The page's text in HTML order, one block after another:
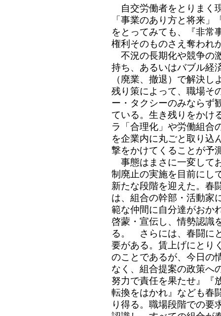
自交労働者をとりまく
「事業のあり方と将来
をとってみても、『非常
権利そのものさえ奪われ
不況の長期化や競争の
持ち、あるいはバブル経
（廃業、撤退）で解決
残り策によって、職場そ
ー・タクシーのみならず
ている。生き残りをかけ
ラ「合理化」や労働組合
を企業内に丸ごと取り込
撃をかけてくることが予
事態はまさに一変して
制廃止の実施を目前にし
新たな段階を迎えた。春
は、組合の幹部・活動家
範な仲間に自分達がおか
啓蒙・宣伝し、情勢認識
る。 さらには、春闘に
要がある。賃上げにとり
のことであるが、今日の
なく、組合提案の政策へ
努力で責任を果たせ』『
転換をはかれ』なども春
り得る。職場段階での要